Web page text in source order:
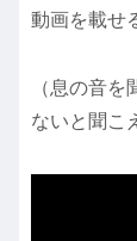
動画を載せ
（息の音
ないと聞こ